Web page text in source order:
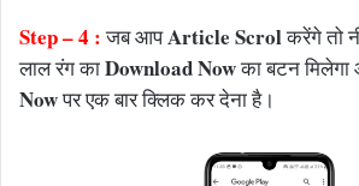
Step – 4 : जब आपArticle Scrolकरेंगे तो
लाल रंग काDownload Nowका बटन
Nowपर एक बार क्लिक कर देना है।